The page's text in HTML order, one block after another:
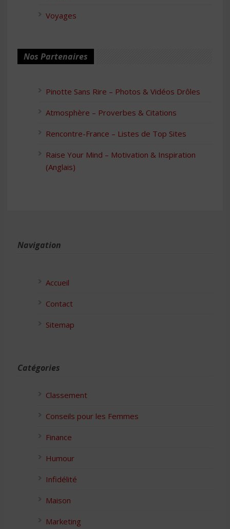
Voyages
Nos Partenaires
Pinotte Sans Rire – Photos & Vidéos Drôles
Atmosphère – Proverbes & Citations
Rencontre-France – Listes de Top Sites
Raise Your Mind – Motivation & Inspiration
(Anglais)
Navigation
Accueil
Contact
Sitemap
Catégories
Classement
Conseils pour les Femmes
Finance
Humour
Infidélité
Maison
Marketing